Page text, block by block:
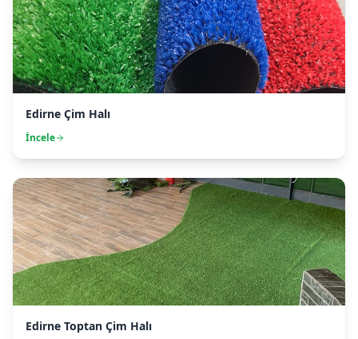
Edirne Çim Halı
İncele
Edirne Toptan Çim Halı